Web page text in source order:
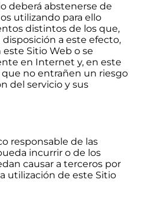
deberá abstenerse de
utilizando para ello
distintos de los que,
a este efecto,
Sitio Web o se
en Internet y, en este
no entrañen un riesgo
del servicio y sus
responsable de las
incurrir o de los
causar a terceros por
utilización de este Sitio